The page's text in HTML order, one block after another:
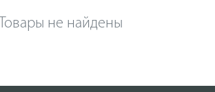
Товары не найдены